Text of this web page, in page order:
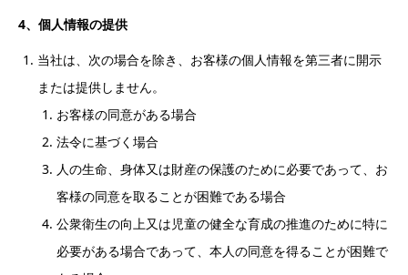
4、個人情報の提供
当社は、次の場合を除き、お客様の個人情報を第三者に開示
または提供しません。
お客様の同意がある場合
法令に基づく場合
人の生命、身体又は財産の保護のために必要であって、お
客様の同意を取ることが困難である場合
公衆衛生の向上又は児童の健全な育成の推進のために特に
必要がある場合であって、本人の同意を得ることが困難で